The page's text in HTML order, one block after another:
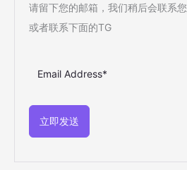
请留下您的邮箱，我们稍后会联系您
或者联系下面的TG
立即发送